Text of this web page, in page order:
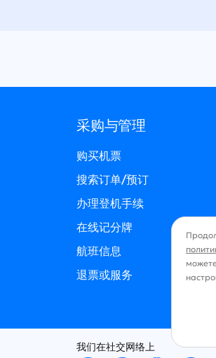
采购与管理
购买机票
搜索订单/预订
办理登机手续
在线记分牌
航班信息
退票或服务
我们在社交网络上